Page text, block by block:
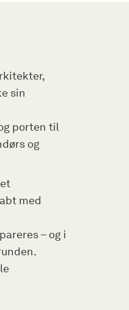
sin
porten til
og
med
– og i